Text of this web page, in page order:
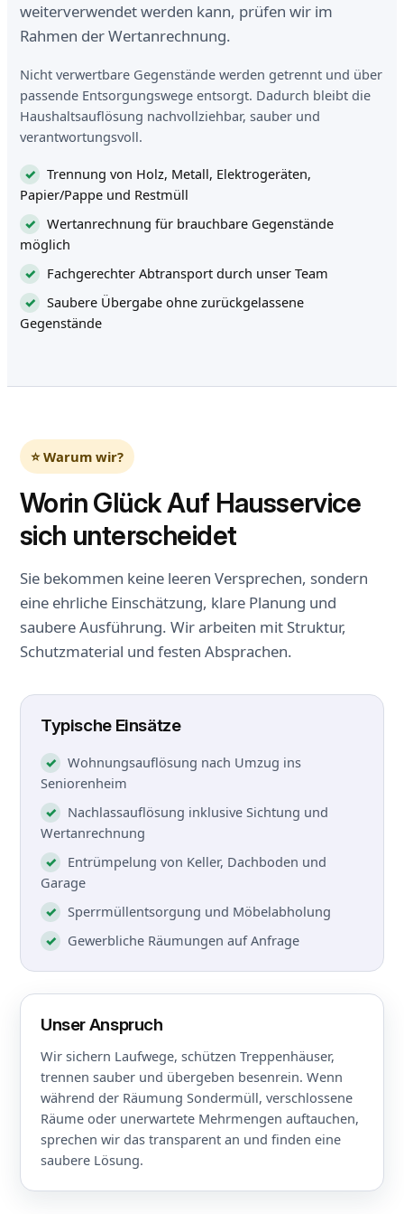
weiterverwendet werden kann, prüfen wir im
Rahmen der Wertanrechnung.
Nicht verwertbare Gegenstände werden getrennt und über
passende Entsorgungswege entsorgt. Dadurch bleibt die
Haushaltsauflösung nachvollziehbar, sauber und
verantwortungsvoll.
Trennung von Holz, Metall, Elektrogeräten,
Papier/Pappe und Restmüll
Wertanrechnung für brauchbare Gegenstände
möglich
Fachgerechter Abtransport durch unser Team
Saubere Übergabe ohne zurückgelassene
Gegenstände
⭐ Warum wir?
Worin Glück Auf Hausservice
sich unterscheidet
Sie bekommen keine leeren Versprechen, sondern
eine ehrliche Einschätzung, klare Planung und
saubere Ausführung. Wir arbeiten mit Struktur,
Schutzmaterial und festen Absprachen.
Typische Einsätze
Wohnungsauflösung nach Umzug ins
Seniorenheim
Nachlassauflösung inklusive Sichtung und
Wertanrechnung
Entrümpelung von Keller, Dachboden und
Garage
Sperrmüllentsorgung und Möbelabholung
Gewerbliche Räumungen auf Anfrage
Unser Anspruch
Wir sichern Laufwege, schützen Treppenhäuser,
trennen sauber und übergeben besenrein. Wenn
während der Räumung Sondermüll, verschlossene
Räume oder unerwartete Mehrmengen auftauchen,
sprechen wir das transparent an und finden eine
saubere Lösung.